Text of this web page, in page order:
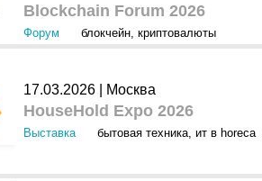
Blockchain Forum 2026
Форум блокчейн, криптовалюты
17.03.2026 | Москва
HouseHold Expo 2026
Выставка бытовая техника, ит в horeca